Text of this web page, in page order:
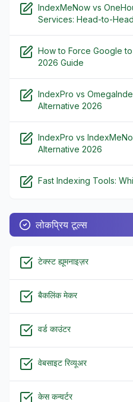
IndexMeNow vs
Services: Head-to-
How to Force Google
2026 Guide
IndexPro vs
Alternative 2026
IndexPro vs
Alternative 2026
Fast Indexing Tools:
लोकप्रिय टूल्स
टेक्स्ट ह्यूमनाइज़र
बैकलिंक मेकर
वर्ड काउंटर
वेबसाइट रिव्यूअर
केस कन्वर्टर